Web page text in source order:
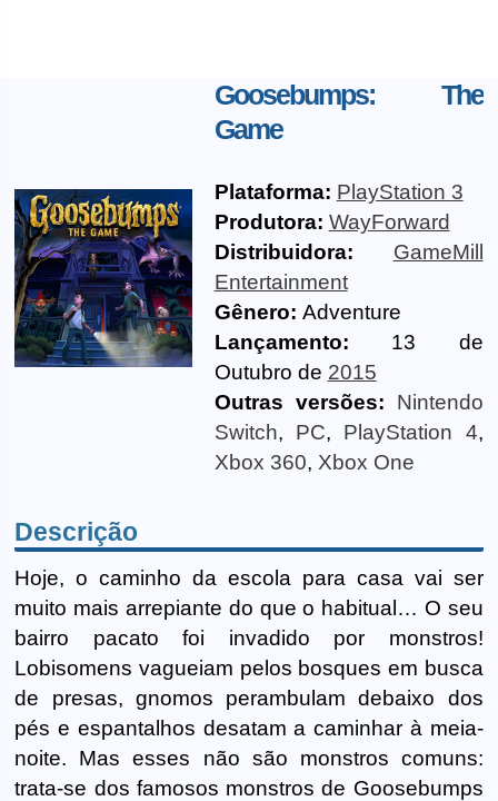
Goosebumps: The
Game
Plataforma: PlayStation 3
Produtora: WayForward
Distribuidora:
GameMill
Entertainment
Gênero: Adventure
Lançamento: 13 de
Outubro de 2015
Outras versões:
Nintendo
Switch, PC, PlayStation 4,
Xbox 360, Xbox One
Descrição
Hoje, o caminho da escola para casa vai ser
muito mais arrepiante do que o habitual… O seu
bairro pacato foi invadido por monstros!
Lobisomens vagueiam pelos bosques em busca
de presas, gnomos perambulam debaixo dos
pés e espantalhos desatam a caminhar à meia-
noite. Mas esses não são monstros comuns:
trata-se dos famosos monstros de Goosebumps